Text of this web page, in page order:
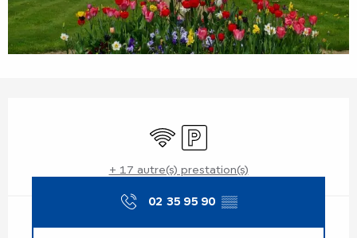
WiFi Parking
+ 17 autre(s) prestation(s)
02 35 95 90 ▒▒